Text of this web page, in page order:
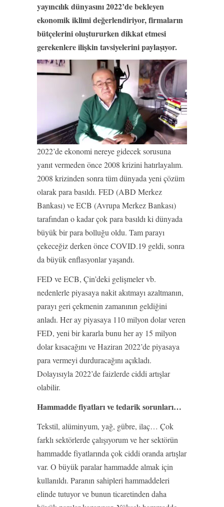
yayıncılık dünyasını 2022’de bekleyen
ekonomik iklimi değerlendiriyor, firmaların
bütçelerini oluştururken dikkat etmesi
gerekenlere ilişkin tavsiyelerini paylaşıyor.
2022’de ekonomi nereye gidecek sorusuna
yanıt vermeden önce 2008 krizini hatırlayalım.
2008 krizinden sonra tüm dünyada yeni çözüm
olarak para basıldı. FED (ABD Merkez
Bankası) ve ECB (Avrupa Merkez Bankası)
tarafından o kadar çok para basıldı ki dünyada
büyük bir para bolluğu oldu. Tam parayı
çekeceğiz derken önce COVID.19 geldi, sonra
da büyük enflasyonlar yaşandı.
FED ve ECB, Çin’deki gelişmeler vb.
nedenlerle piyasaya nakit akıtmayı azaltmanın,
parayı geri çekmenin zamanının geldiğini
anladı. Her ay piyasaya 110 milyon dolar veren
FED, yeni bir kararla bunu her ay 15 milyon
dolar kısacağını ve Haziran 2022’de piyasaya
para vermeyi durduracağını açıkladı.
Dolayısıyla 2022’de faizlerde ciddi artışlar
olabilir.
Hammadde fiyatları ve tedarik sorunları…
Tekstil, alüminyum, yağ, gübre, ilaç… Çok
farklı sektörlerde çalışıyorum ve her sektörün
hammadde fiyatlarında çok ciddi oranda artışlar
var. O büyük paralar hammadde almak için
kullanıldı. Paranın sahipleri hammaddeleri
elinde tutuyor ve bunun ticaretinden daha